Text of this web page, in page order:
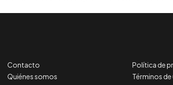
Contacto
Quiénes somos
Política de
Términos de